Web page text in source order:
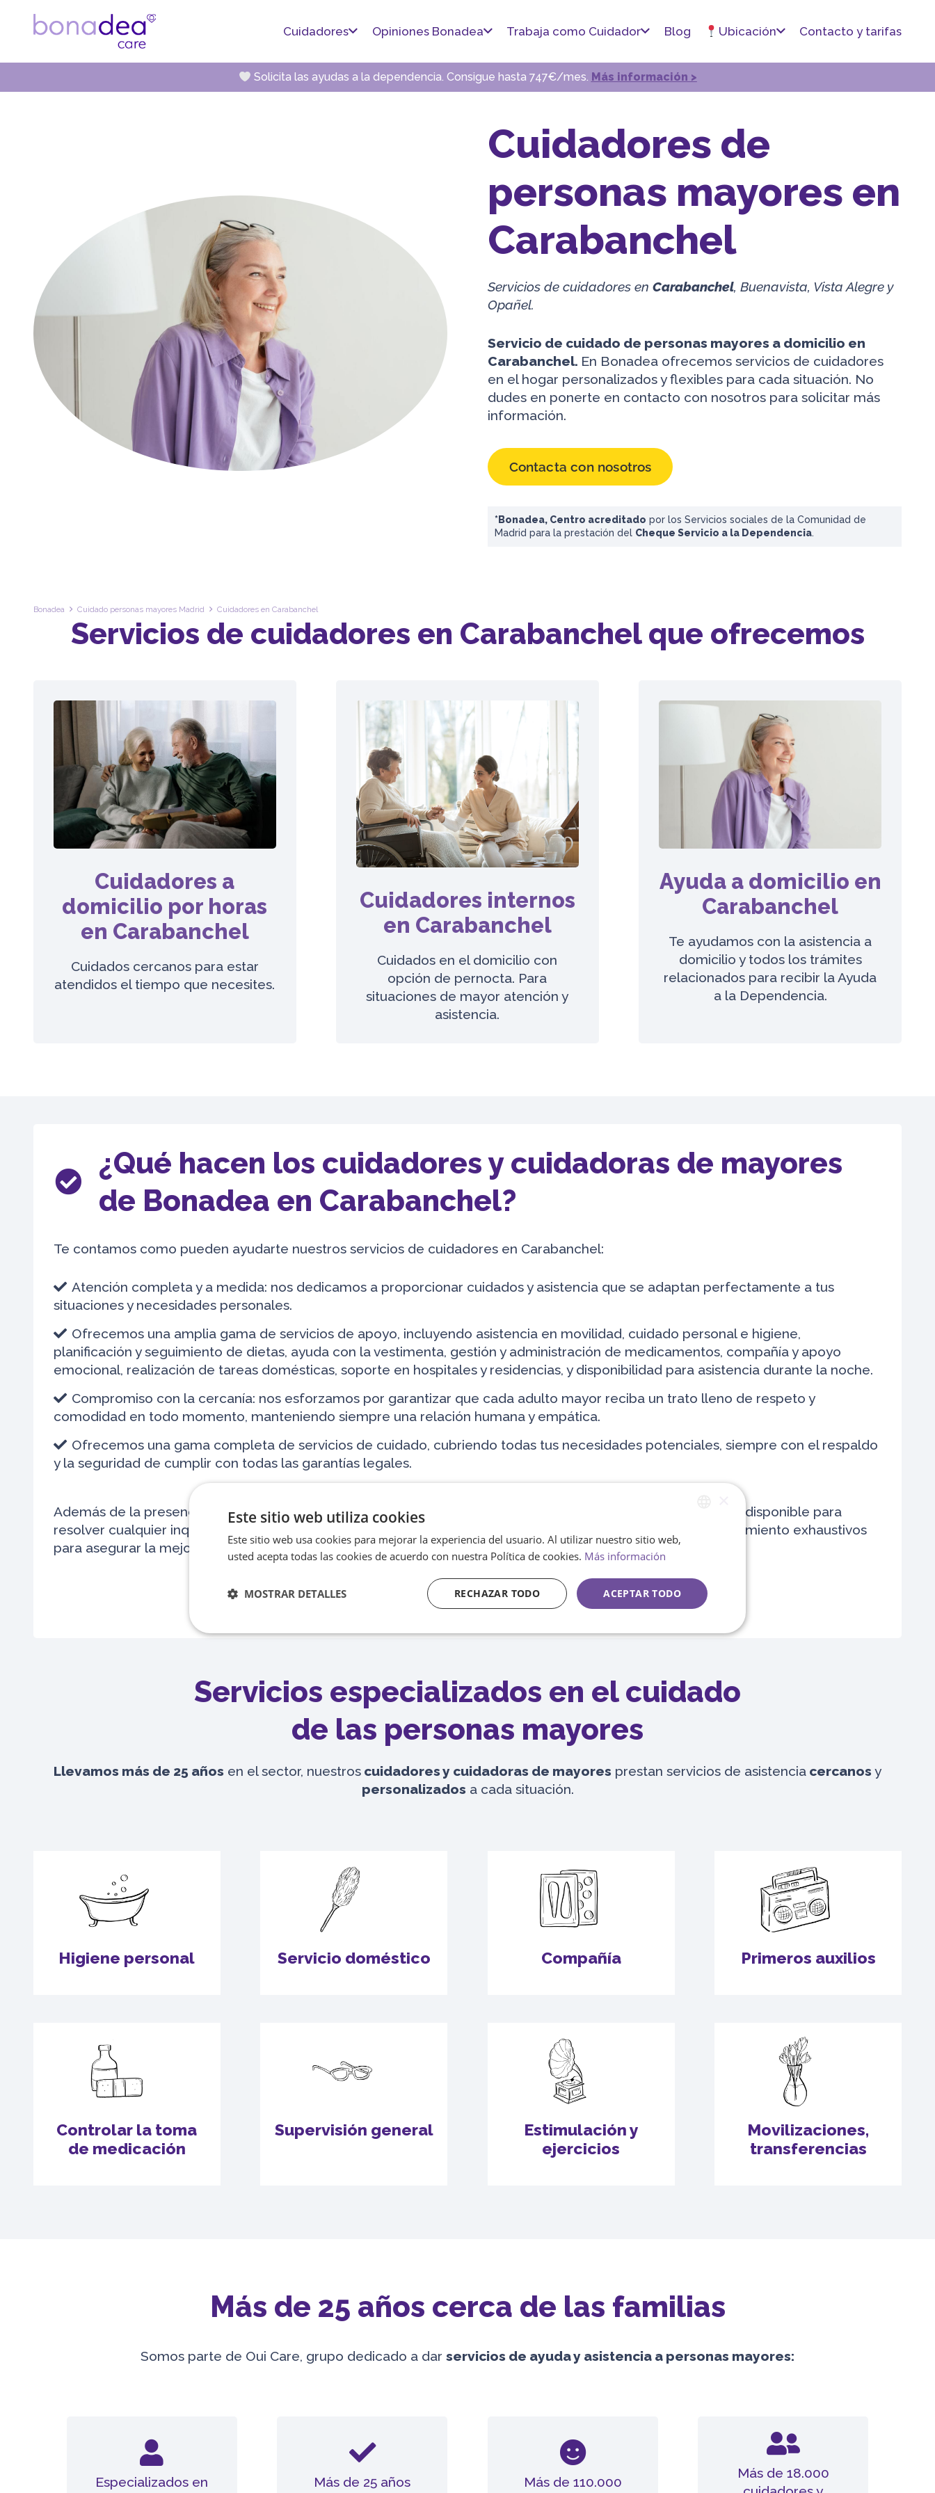
Cuidadores Opiniones Bonadea Trabaja como Cuidador Blog Ubicación Contacto y tarifas
Solicita las ayudas a la dependencia. Consigue hasta 747€/mes. Más información >
Cuidadores de
personas mayores en
Carabanchel
Servicios de cuidadores en Carabanchel, Buenavista, Vista Alegre y
Opañel.
Servicio de cuidado de personas mayores a domicilio en
Carabanchel. En Bonadea ofrecemos servicios de cuidadores
en el hogar personalizados y flexibles para cada situación. No
dudes en ponerte en contacto con nosotros para solicitar más
información.
Contacta con nosotros
*Bonadea, Centro acreditado por los Servicios sociales de la Comunidad de
Madrid para la prestación del Cheque Servicio a la Dependencia.
Bonadea Cuidado personas mayores Madrid Cuidadores en Carabanchel
Servicios de cuidadores en Carabanchel que ofrecemos
Cuidadores a
domicilio por horas
en Carabanchel
Cuidados cercanos para estar
atendidos el tiempo que necesites.
Cuidadores internos
en Carabanchel
Cuidados en el domicilio con
opción de pernocta. Para
situaciones de mayor atención y
asistencia.
Ayuda a domicilio en
Carabanchel
Te ayudamos con la asistencia a
domicilio y todos los trámites
relacionados para recibir la Ayuda
a la Dependencia.
¿Qué hacen los cuidadores y cuidadoras de mayores
de Bonadea en Carabanchel?
Te contamos como pueden ayudarte nuestros servicios de cuidadores en Carabanchel:
Atención completa y a medida: nos dedicamos a proporcionar cuidados y asistencia que se adaptan perfectamente a tus
situaciones y necesidades personales.
Ofrecemos una amplia gama de servicios de apoyo, incluyendo asistencia en movilidad, cuidado personal e higiene,
planificación y seguimiento de dietas, ayuda con la vestimenta, gestión y administración de medicamentos, compañía y apoyo
emocional, realización de tareas domésticas, soporte en hospitales y residencias, y disponibilidad para asistencia durante la noche.
Compromiso con la cercanía: nos esforzamos por garantizar que cada adulto mayor reciba un trato lleno de respeto y
comodidad en todo momento, manteniendo siempre una relación humana y empática.
Ofrecemos una gama completa de servicios de cuidado, cubriendo todas tus necesidades potenciales, siempre con el respaldo
y la seguridad de cumplir con todas las garantías legales.
Además de la presencia de un cuidador en tu hogar, te ofrecemos el apoyo constante de un asesor personal, disponible para
resolver cualquier inquietud en todo momento. Nuestros servicios de cuidado incluyen una supervisión y seguimiento exhaustivos
para asegurar la mejor atención en cada instante.
Contacta ahora
Servicios especializados en el cuidado
de las personas mayores
Llevamos más de 25 años en el sector, nuestros cuidadores y cuidadoras de mayores prestan servicios de asistencia cercanos y
personalizados a cada situación.
Higiene personal Servicio doméstico Compañía Primeros auxilios
Controlar la toma
de medicación
Supervisión general
Estimulación y
ejercicios
Movilizaciones,
transferencias
Más de 25 años cerca de las familias
Somos parte de Oui Care, grupo dedicado a dar servicios de ayuda y asistencia a personas mayores:
Especializados en
Más de 25 años
Más de 110.000
Más de 18.000
Este sitio web utiliza cookies
Este sitio web usa cookies para mejorar la experiencia del usuario. Al utilizar nuestro sitio web,
usted acepta todas las cookies de acuerdo con nuestra Política de cookies. Más información
ACEPTAR TODO
RECHAZAR TODO
MOSTRAR DETALLES